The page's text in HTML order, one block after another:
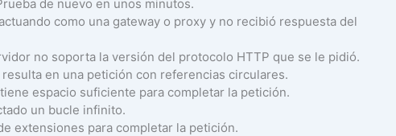
de nuevo en unos minutos.
como una gateway o proxy y no recibió respuesta del
no soporta la versión del protocolo HTTP que se le pidió.
en una petición con referencias circulares.
espacio suficiente para completar la petición.
un bucle infinito.
extensiones para completar la petición.